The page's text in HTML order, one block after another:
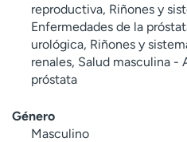
reproductiva, Riñones y
Enfermedades de la
urológica, Riñones y
renales, Salud masculina -
próstata
Género
Masculino